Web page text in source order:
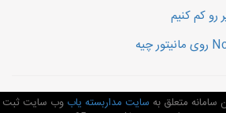
کم کنیم
متعلق به سایت مداربسته یاب وب سایت ثبت